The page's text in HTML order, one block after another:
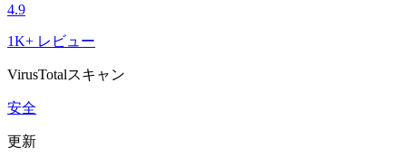
4.9
1K+ レビュー
VirusTotalスキャン
安全
更新